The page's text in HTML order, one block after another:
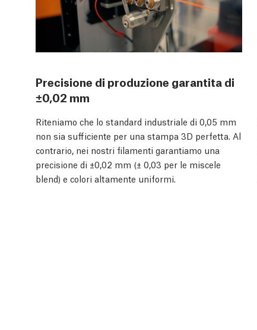
Precisione di produzione garantita di
±0,02 mm
Riteniamo che lo standard industriale di 0,05 mm
non sia sufficiente per una stampa 3D perfetta. Al
contrario, nei nostri filamenti garantiamo una
precisione di ±0,02 mm (± 0,03 per le miscele
blend) e colori altamente uniformi.